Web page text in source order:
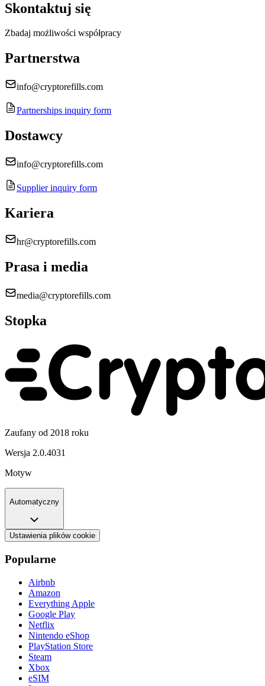
Skontaktuj się
Zbadaj możliwości współpracy
Partnerstwa
info@cryptorefills.com
Partnerships inquiry form
Dostawcy
info@cryptorefills.com
Supplier inquiry form
Kariera
hr@cryptorefills.com
Prasa i media
media@cryptorefills.com
Stopka
Zaufany od 2018 roku
Wersja 2.0.4031
Motyw
Automatyczny
Ustawienia plików cookie
Popularne
Airbnb
Amazon
Everything Apple
Google Play
Netflix
Nintendo eShop
PlayStation Store
Steam
Xbox
eSIM